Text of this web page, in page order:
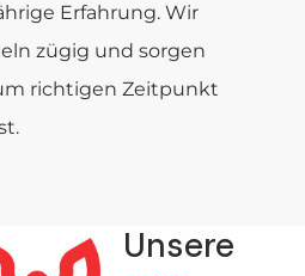
Erfahrung. Wir
zügig und sorgen
richtigen Zeitpunkt
Unsere